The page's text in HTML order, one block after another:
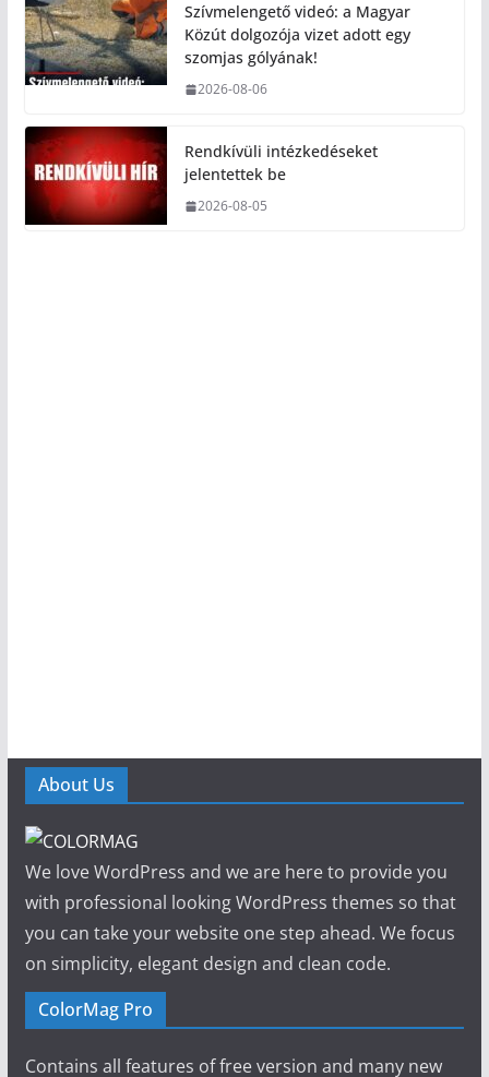
Szívmelengető videó: a Magyar
Közút dolgozója vizet adott egy
szomjas gólyának!
2026-08-06
Rendkívüli intézkedéseket
jelentettek be
2026-08-05
About Us
We love WordPress and we are here to provide you
with professional looking WordPress themes so that
you can take your website one step ahead. We focus
on simplicity, elegant design and clean code.
ColorMag Pro
Contains all features of free version and many new